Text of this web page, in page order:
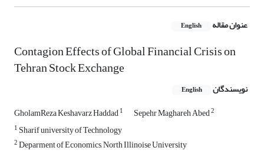
عنوان مقاله English
Contagion Effects of Global Financial Crisis on
Tehran Stock Exchange
نویسندگان English
GholamReza Keshavarz Haddad1 Sepehr Maghareh Abed2
1 Sharif university of Technology
2Deparment of Economics, North Illinoise University